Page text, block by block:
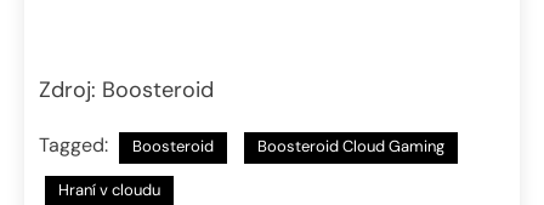
Zdroj: Boosteroid
Tagged: Boosteroid Boosteroid Cloud Gaming
Hraní v cloudu